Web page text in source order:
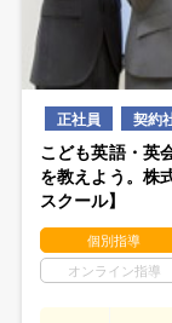
正社員 契約
こども英語・英
を教えよう。株
スクール】
個別指導
オンライン指導